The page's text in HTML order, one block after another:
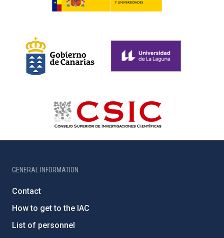
GENERAL INFORMATION
Contact
How to get to the IAC
List of personnel